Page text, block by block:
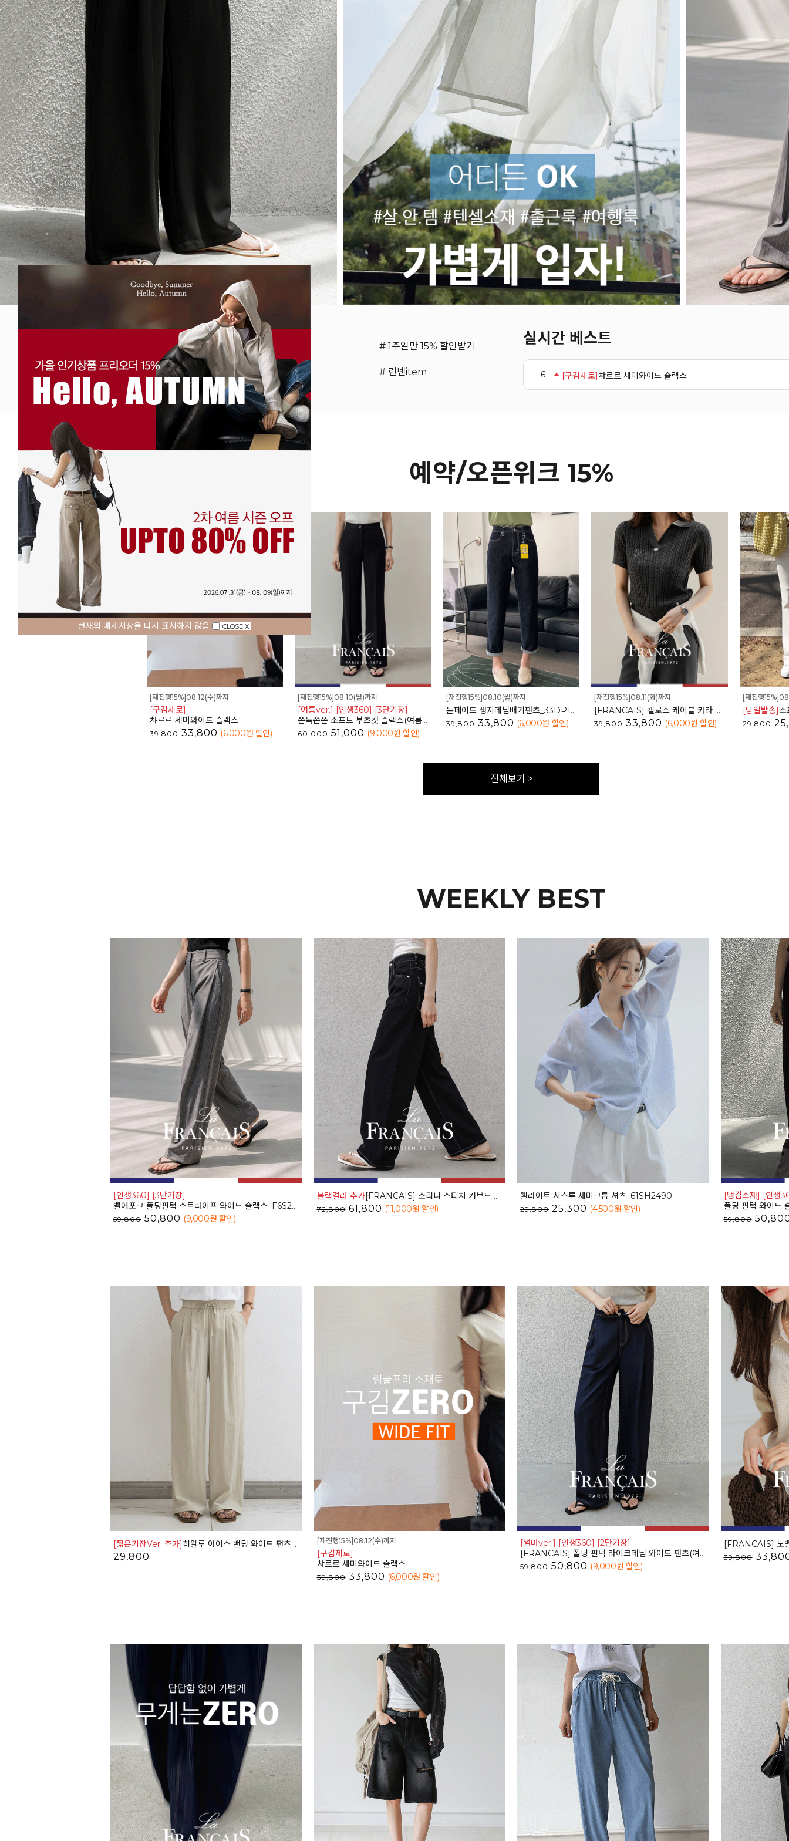
BEST ITEM
실시간 베스트 아이템
# SUMMER 신상 # 보풀CARE # 1주일만 15% 할인받기
# 숨 쉬는 소재, 텐셀 # 코디 SET 제안 # 린넨item
실시간 베스트
10 [린넨ver.] [인생360] [3단기장]벨에포크 폴딩핀턱 린넨라이크 와이드 슬랙스_F6H470SL
1
[인생360] [3단기장]벨에포크 폴딩핀턱 스트라이프 와이드 슬랙스_F6S238SL
2
[클래식ver.] [인생360] [3단기장]
벨에포크 폴딩핀턱 와이드 슬랙스_F6H448SL
3
[냉감소재] [인생360] [3단기장]폴딩 핀턱 와이드 슬랙스_F6H425SL
5
루코 스퀘어 니트 나시_62KN2112
6
[구김제로]챠르르 세미와이드 슬랙스
7
[데님터치]라이오셀 와이드 밴딩팬츠_52PT413
8
[FRANCAIS] 테너리프 반팔 니트_F6H298KN
예약/오픈위크 15%
15%
[재진행15%]08.12(수)까지
[구김제로]
챠르르 세미와이드 슬랙스
39,800 33,800 (6,000원 할인)
[재진행15%]08.10(월)까지
[여름ver.] [인생360] [3단기장]
쫀득쫀쫀 소프트 부츠컷 슬랙스(여름VER.)_F6H403SL
60,000 51,000 (9,000원 할인)
[재진행15%]08.10(월)까지
논페이드 생지데님배기팬츠_33DP1765
39,800 33,800 (6,000원 할인)
[재진행15%]08.11(화)까지
[FRANCAIS] 켈로스 케이블 카라 니트_F6S256KN
39,800 33,800 (6,000원 할인)
[재진행
[당일발송]소
29,800
전체보기 >
WEEKLY BEST
[인생360] [3단기장]
벨에포크 폴딩핀턱 스트라이프 와이드 슬랙스_F6S238SL
59,800 50,800 (9,000원 할인)
15%
블랙컬러 추가[FRANCAIS] 소리니 스티치 커브드 데님 팬츠_62DP2585
72,800 61,800 (11,000원 할인)
웰라이트 시스루 세미크롭 셔츠_61SH2490
29,800 25,300 (4,500원 할인)
[냉감소재] [인생
폴딩 핀턱 와이드
59,800
[짧은기장Ver. 추가]히알루 아이스 밴딩 와이드 팬츠_42PT1784
29,800
15%
[재진행15%]08.12(수)까지
[구김제로]
챠르르 세미와이드 슬랙스
39,800 33,800 (6,000원 할인)
15%
[썸머ver.] [인생360] [2단기장]
[FRANCAIS] 폴딩 핀턱 라이크데님 와이드 팬츠(여름VER.)_F6H444PT
59,800 50,800 (9,000원 할인)
39,800
현재의 메세지창을 다시 표시하지 않음 CLOSE X